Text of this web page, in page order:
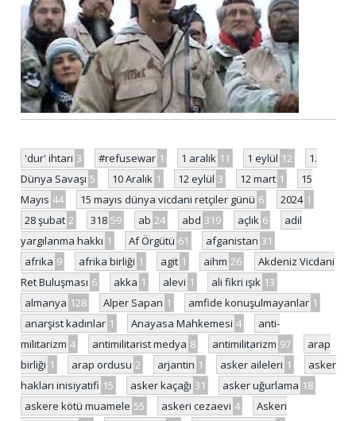
'dur' ihtarı 3 #refusewar 1 1 aralık 11 1 eylül 12
1.
Dünya Savaşı 5 10 Aralık 1 12 eylül 3 12 mart 1
15
Mayıs 44 15 mayıs dünya vicdani retçiler günü 6 2024 1
28 şubat 2 318 59 ab 24 abd 319 açlık 6
adil
yargılanma hakkı 1 Af Örgütü 61 afganistan 31
afrika 9 afrika birliği 1 agit 1 aihm 26
Akdeniz Vicdani
Ret Buluşması 6 akka 1 alevi 1 ali fikri ışık 13
almanya 128 Alper Sapan 1 amfide konuşulmayanlar 1
anarşist kadınlar 1 Anayasa Mahkemesi 4
anti-
militarizm 4 antimilitarist medya 8 antimilitarizm 97
arap
birliği 1 arap ordusu 2 arjantin 1 asker aileleri 1
asker
hakları inisiyatifi 15 asker kaçağı 31 asker uğurlama 18
askere kötü muamele 55 askeri cezaevi 4
Askeri